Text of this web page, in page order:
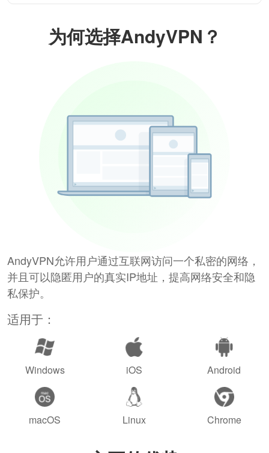
为何选择AndyVPN？
AndyVPN允许用户通过互联网访问一个私密的网络，
并且可以隐匿用户的真实IP地址，提高网络安全和隐
私保护。
适用于：
Windows iOS Android
macOS Linux Chrome